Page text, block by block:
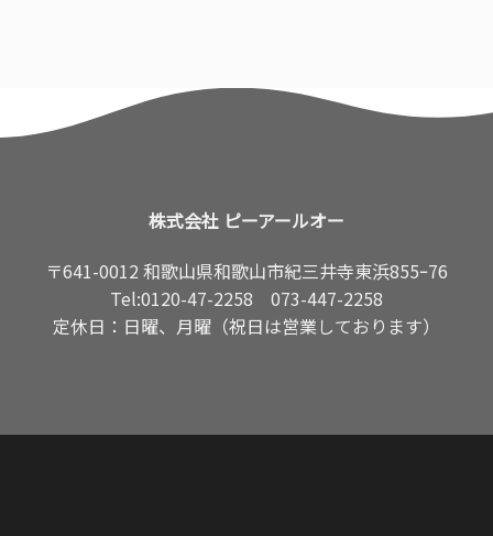
株式会社 ピーアールオー
〒641-0012 和歌山県和歌山市紀三井寺東浜855ｰ76
Tel:0120-47-2258
073-447-2258
定休日：日曜、月曜（祝日は営業しております）